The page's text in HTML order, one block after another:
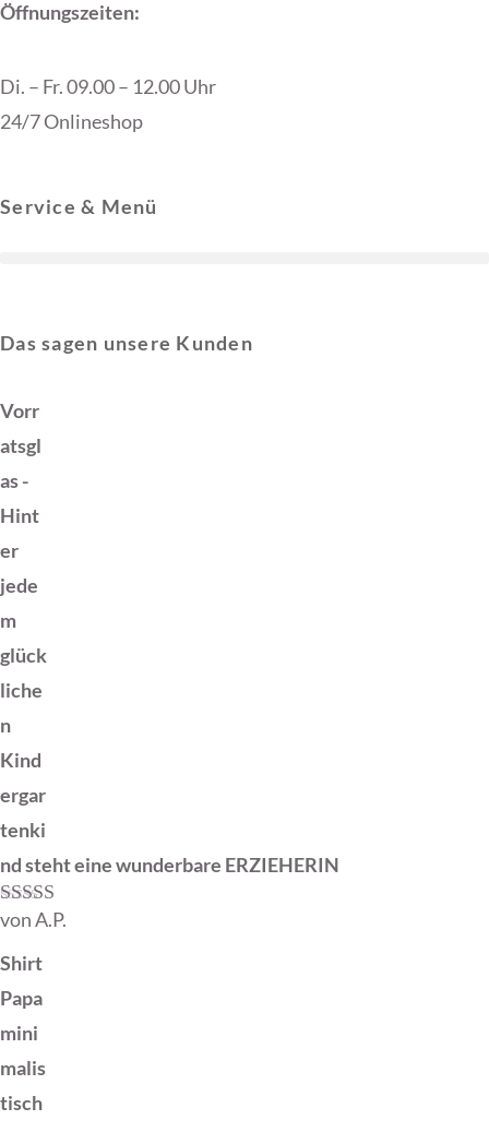
Öffnungszeiten:
Di. – Fr. 09.00 – 12.00 Uhr
24/7 Onlineshop
Service & Menü
Das sagen unsere Kunden
Vorr
atsgl
as -
Hint
er
jede
m
glück
liche
n
Kind
ergar
tenki
nd steht eine wunderbare ERZIEHERIN
Bewertet mit
von A.P.
Shirt
Papa
mini
malis
tisch